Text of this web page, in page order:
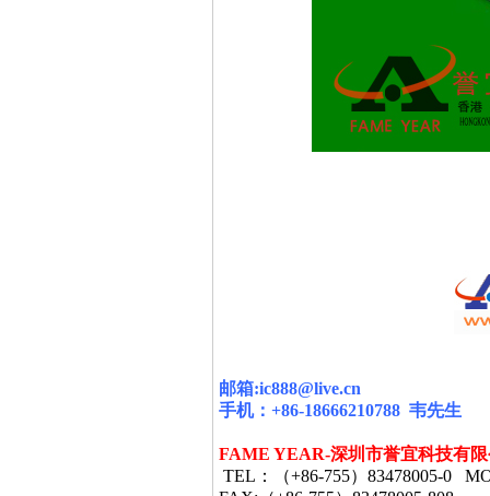
邮箱:ic888@live.cn
手机： +86-18666210788 韦先生
FAME YEAR-深圳市誉宜科技有
TEL ：（+86-755） 83478005-0